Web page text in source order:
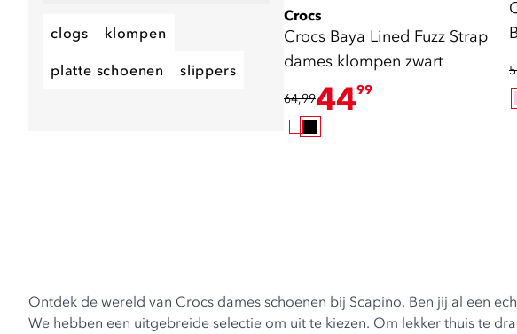
clogs klompen
platte schoenen slippers
Crocs
Crocs Baya Lined Fuzz Strap
dames klompen zwart
64,994499
Ontdek de wereld van Crocs dames schoenen bij Scapino. Ben jij al een
We hebben een uitgebreide selectie om uit te kiezen. Om lekker thuis te